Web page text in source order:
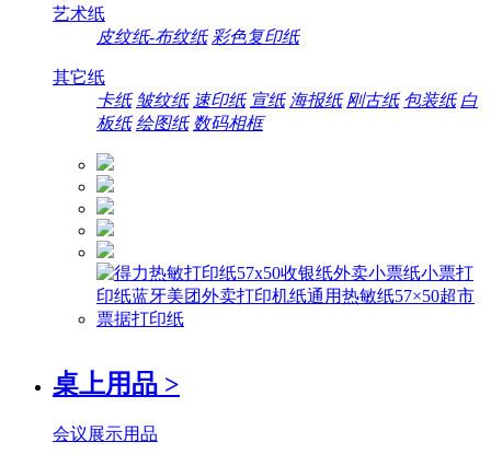
艺术纸
皮纹纸-布纹纸 彩色复印纸
其它纸
卡纸 皱纹纸 速印纸 宣纸 海报纸 刚古纸 包装纸 白
板纸 绘图纸 数码相框
桌上用品 >
会议展示用品